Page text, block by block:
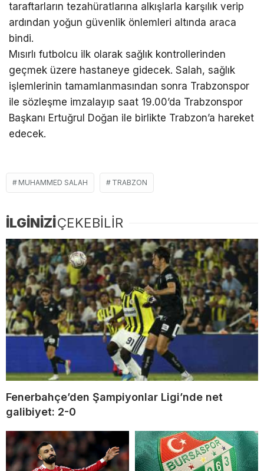
taraftarların tezahüratlarına alkışlarla karşılık verip
ardından yoğun güvenlik önlemleri altında araca
bindi.
Mısırlı futbolcu ilk olarak sağlık kontrollerinden
geçmek üzere hastaneye gidecek. Salah, sağlık
işlemlerinin tamamlanmasından sonra Trabzonspor
ile sözleşme imzalayıp saat 19.00’da Trabzonspor
Başkanı Ertuğrul Doğan ile birlikte Trabzon’a hareket
edecek.
MUHAMMED SALAH TRABZON
İLGİNİZİÇEKEBİLİR
Fenerbahçe’den Şampiyonlar Ligi’nde net
galibiyet: 2-0